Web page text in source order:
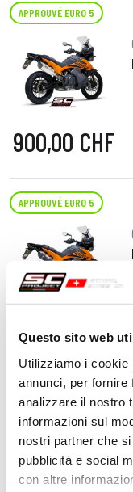
Questo sito web
Utilizziamo i cookie
annunci, per fornire
analizzare il nostro
informazioni sul
nostri partner che
pubblicità e social
con altre
APPROUVÉ EURO 5
900,00 CHF
APPROUVÉ EURO 5
930,00 CHF
APPROUVÉ EURO 5